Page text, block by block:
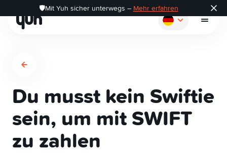
🛡️Mit Yuh sicher unterwegs – Mehr erfahren
So funktioniert's
Zahlen
Du musst kein Swiftie
sein, um mit SWIFT
zu zahlen